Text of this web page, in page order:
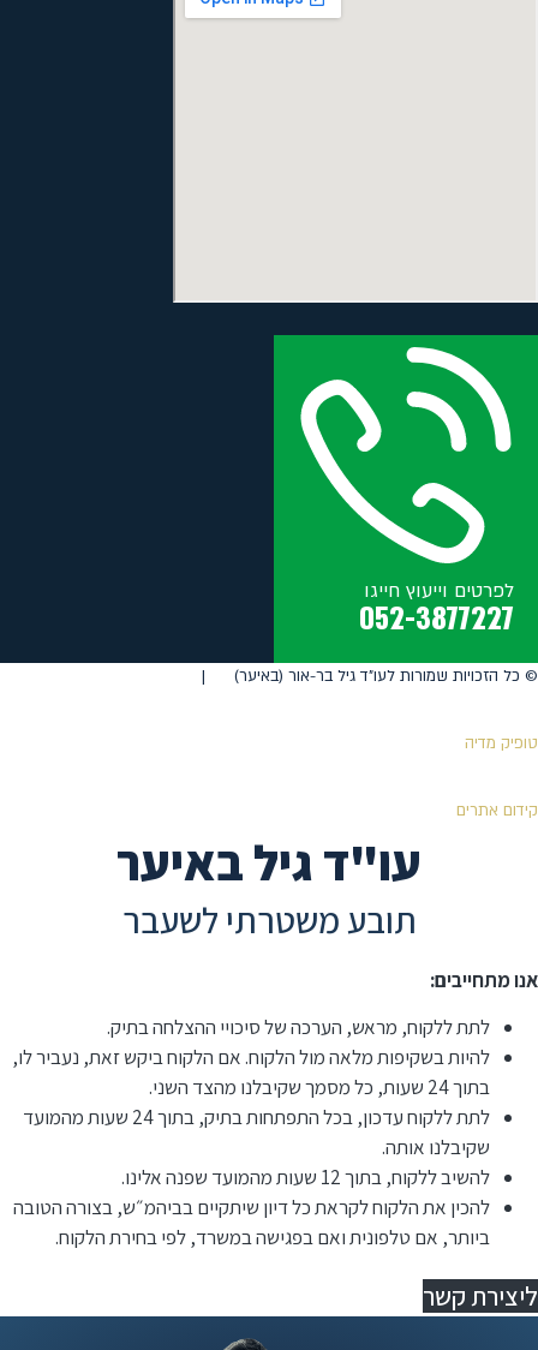
לפרטים וייעוץ חייגו
052-3877227
©️ כל הזכויות שמורות לעו"ד גיל בר-אור (באיער) |
טופיק מדיה
קידום אתרים
עו"ד גיל באיער
תובע משטרתי לשעבר
אנו מתחייבים:
לתת ללקוח, מראש, הערכה של סיכויי ההצלחה בתיק.
להיות בשקיפות מלאה מול הלקוח. אם הלקוח ביקש זאת, נעביר לו,
בתוך 24 שעות, כל מסמך שקיבלנו מהצד השני.
לתת ללקוח עדכון, בכל התפתחות בתיק, בתוך 24 שעות מהמועד
שקיבלנו אותה.
להשיב ללקוח, בתוך 12 שעות מהמועד שפנה אלינו.
⁠להכין את הלקוח לקראת כל דיון שיתקיים בביהמ״ש, בצורה הטובה
ביותר, אם טלפונית ואם בפגישה במשרד, לפי בחירת הלקוח.
ליצירת קשר